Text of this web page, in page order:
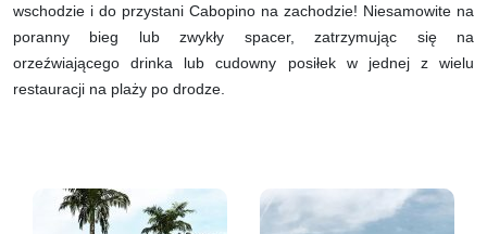
wschodzie i do przystani Cabopino na zachodzie! Niesamowite na
poranny bieg lub zwykły spacer, zatrzymując się na
orzeźwiającego drinka lub cudowny posiłek w jednej z wielu
restauracji na plaży po drodze.